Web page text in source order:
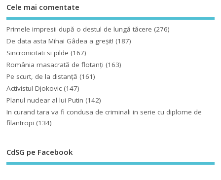
Cele mai comentate
Primele impresii după o destul de lungă tăcere (276)
De data asta Mihai Gâdea a greşit! (187)
Sincronicitati si pilde (167)
România masacrată de flotanţi (163)
Pe scurt, de la distanță (161)
Activistul Djokovic (147)
Planul nuclear al lui Putin (142)
In curand tara va fi condusa de criminali in serie cu diplome de
filantropi (134)
CdSG pe Facebook